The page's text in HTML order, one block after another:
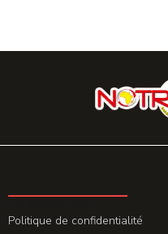
Politique de confidentialité